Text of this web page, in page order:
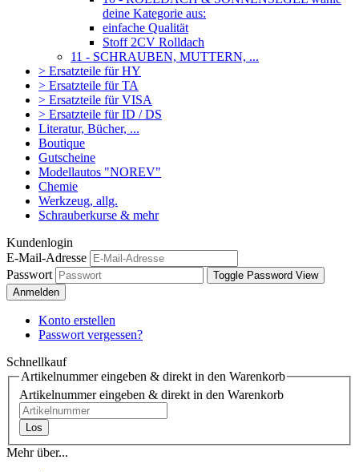
deine Kategorie aus:
einfache Qualität
Stoff 2CV Rolldach
11 - SCHRAUBEN, MUTTERN, ...
> Ersatzteile für HY
> Ersatzteile für TA
> Ersatzteile für VISA
> Ersatzteile für ID / DS
Literatur, Bücher, ...
Boutique
Gutscheine
Modellautos "NOREV"
Chemie
Werkzeug, allg.
Schrauberkurse & mehr
Kundenlogin
E-Mail-Adresse
Passwort
Toggle Password View
Anmelden
Konto erstellen
Passwort vergessen?
Schnellkauf
Artikelnummer eingeben & direkt in den Warenkorb
Artikelnummer eingeben & direkt in den Warenkorb
Los
Mehr über...